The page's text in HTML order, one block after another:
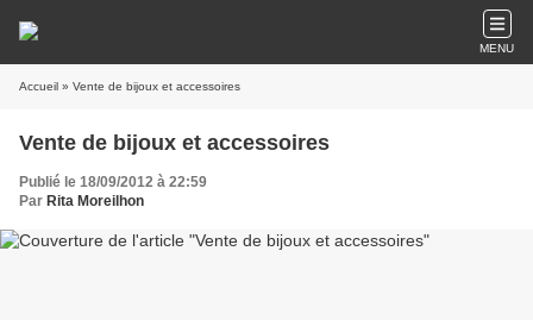
MENU
Accueil » Vente de bijoux et accessoires
Vente de bijoux et accessoires
Publié le 18/09/2012 à 22:59
Par Rita Moreilhon